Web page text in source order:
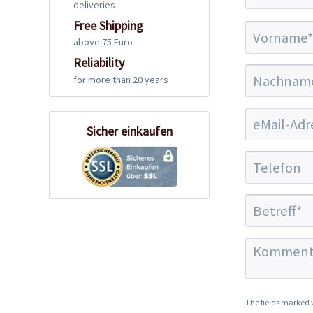
deliveries
Free Shipping
above 75 Euro
Reliability
for more than 20 years
Sicher einkaufen
The fields marked